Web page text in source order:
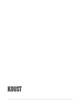
Koust